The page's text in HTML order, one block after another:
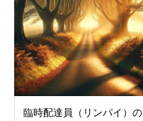
臨時配達員（リンパイ）の